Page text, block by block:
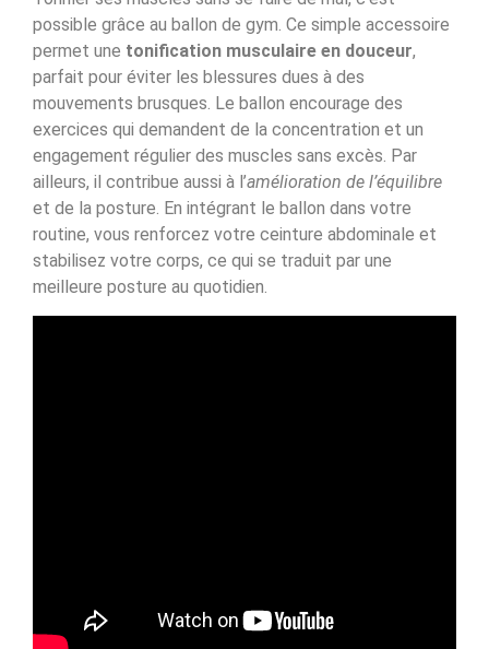
possible grâce au ballon de gym. Ce simple accessoire
permet une tonification musculaire en douceur,
parfait pour éviter les blessures dues à des
mouvements brusques. Le ballon encourage des
exercices qui demandent de la concentration et un
engagement régulier des muscles sans excès. Par
ailleurs, il contribue aussi à l’amélioration de l’équilibre
et de la posture. En intégrant le ballon dans votre
routine, vous renforcez votre ceinture abdominale et
stabilisez votre corps, ce qui se traduit par une
meilleure posture au quotidien.